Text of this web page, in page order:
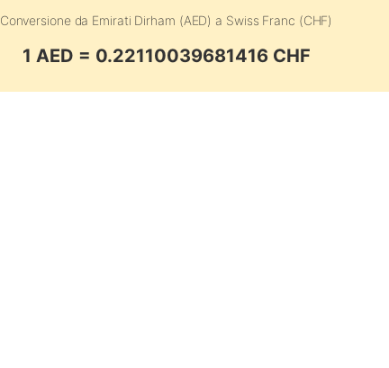
Conversione da Emirati Dirham (AED) a Swiss Franc (CHF)
1 AED = 0.22110039681416 CHF